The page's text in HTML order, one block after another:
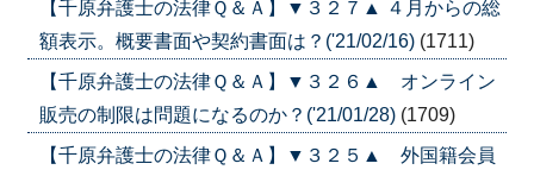
【千原弁護士の法律Ｑ＆Ａ】▼３２７▲ ４月からの総
額表示。概要書面や契約書面は？('21/02/16) (1711)
【千原弁護士の法律Ｑ＆Ａ】▼３２６▲ オンライン
販売の制限は問題になるのか？('21/01/28) (1709)
【千原弁護士の法律Ｑ＆Ａ】▼３２５▲ 外国籍会員